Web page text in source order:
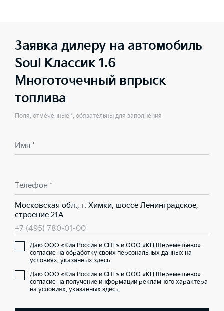
Заявка дилеру на автомобиль
Soul Классик 1.6
Многоточечный впрыск
топлива
Поля, отмеченные *, обязательны для заполнения
Имя *
Телефон *
Московская обл., г. Химки, шоссе Ленинградское,
строение 21А
+7 (495) 780-01-00
Даю ООО «Киа Россия и СНГ» и ООО «КЦ Шереметьево»
согласие на обработку своих персональных данных на
условиях, указанных здесь
Даю ООО «Киа Россия и СНГ» и ООО «КЦ Шереметьево»
согласие на получение информации рекламного характера
на условиях, указанных здесь.